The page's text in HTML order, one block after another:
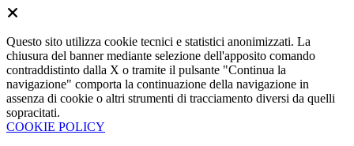
Questo sito utilizza cookie tecnici e statistici anonimizzati. La
chiusura del banner mediante selezione dell'apposito comando
contraddistinto dalla X o tramite il pulsante "Continua la
navigazione" comporta la continuazione della navigazione in
assenza di cookie o altri strumenti di tracciamento diversi da quelli
sopracitati.
COOKIE POLICY